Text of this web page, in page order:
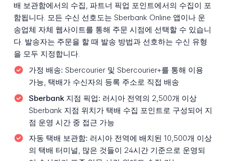
배 보관함에서의 수집, 파트너 픽업 포인트에서의 수집이 포
함됩니다. 모든 수신 선호도는 Sberbank Online 앱이나 운
송업체 자체 웹사이트를 통해 주문 시점에 선택할 수 있습니
다. 발송자는 주문을 할 때 발송 방법과 선호하는 수신 유형
을 모두 지정합니다.
가정 배송: Sbercourier 및 Sbercourier+를 통해 이용
가능, 택배가 수신자의 등록 주소로 직접 배송
Sberbank 지점 픽업: 러시아 전역의 2,500개 이상
Sberbank 지점 위치가 택배 수집 포인트로 구성되어 지
점 운영 시간 중 접근 가능
자동 택배 보관함: 러시아 전역에 배치된 10,500개 이상
의 택배 터미널, 많은 것들이 24시간 기준으로 운영되